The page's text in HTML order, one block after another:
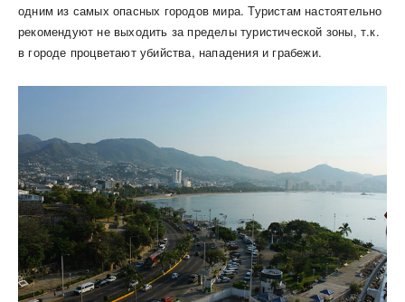
одним из самых опасных городов мира. Туристам настоятельно
рекомендуют не выходить за пределы туристической зоны, т.к.
в городе процветают убийства, нападения и грабежи.